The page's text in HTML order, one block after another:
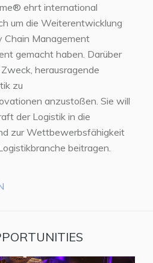
ehrt international
um die Weiterentwicklung
Chain Management
gemacht haben. Darüber
herausragende
zu
anzustoßen. Sie will
der Logistik in die
zur Wettbewerbsfähigkeit
beitragen.